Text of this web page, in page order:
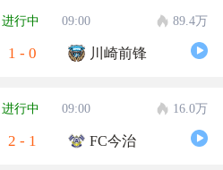
进行中 09:00 89.4万
1 - 0 川崎前锋
进行中 09:00 16.0万
2 - 1 FC今治